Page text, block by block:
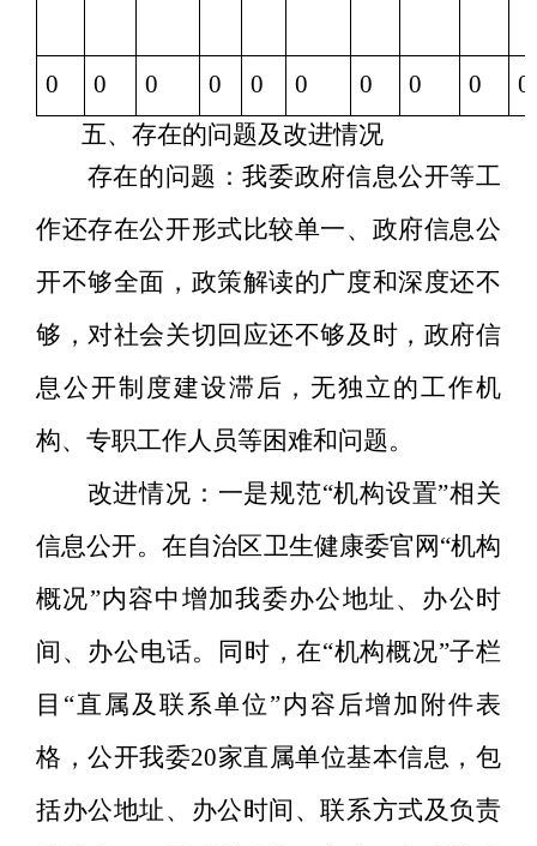
0 0 0 0 0 0 0 0 0
0
五、存在的问题及改进情况
存在的问题：我委政府信息公开等工
作还存在公开形式比较单一、政府信息公
开不够全面，政策解读的广度和深度还不
够，对社会关切回应还不够及时，政府信
息公开制度建设滞后，无独立的工作机
构、专职工作人员等困难和问题。
改进情况：一是规范“机构设置”相关
信息公开。在自治区卫生健康委官网“机构
概况”内容中增加我委办公地址、办公时
间、办公电话。同时，在“机构概况”子栏
目“直属及联系单位”内容后增加附件表
格，公开我委20家直属单位基本信息，包
括办公地址、办公时间、联系方式及负责